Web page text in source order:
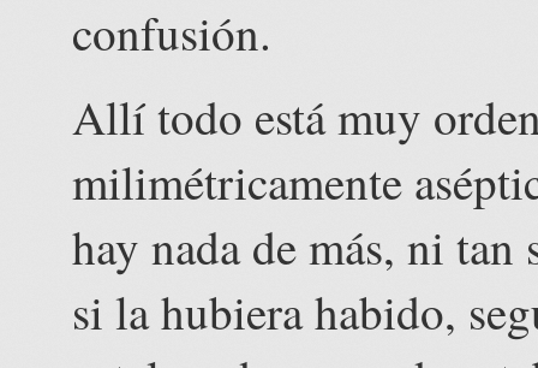
confusión.
Allí todo está muy
milimétricamente
hay nada de más, ni
si la hubiera habido,